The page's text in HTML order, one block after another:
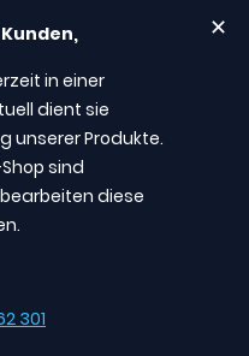
✕
in einer
dient sie
unserer Produkte.
sind
diese
301